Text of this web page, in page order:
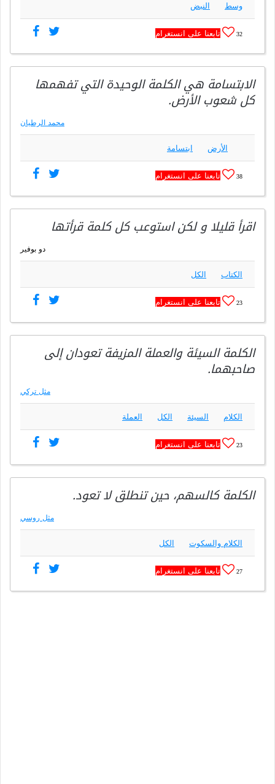
وسط
النبض
32 تابعنا على انستغرام
الابتسامة هي الكلمة الوحيدة التي تفهمها
كل شعوب الأرض.
محمد الرطيان
الأرض ابتسامة
38 تابعنا على انستغرام
اقرأ قليلا و لكن استوعب كل كلمة قرأتها
دو بوفير
الكتاب الكل
23 تابعنا على انستغرام
الكلمة السيئة والعملة المزيفة تعودان إلى
صاحبهما.
مثل تركي
الكلام السيئة الكل العملة
23 تابعنا على انستغرام
الكلمة كالسهم، حين تنطلق لا تعود.
مثل روسي
الكلام والسكوت الكل
27 تابعنا على انستغرام